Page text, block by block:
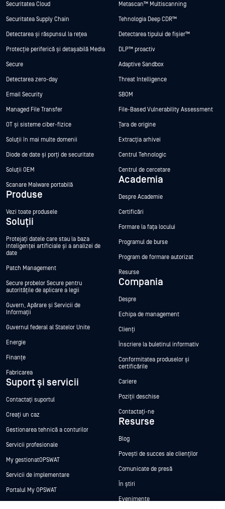
Securitatea Cloud
Securitatea Supply Chain
Detectarea și răspunsul la rețea
Protecție periferică și detașabilă Media
Secure
Detectarea zero-day
Email Security
Managed File Transfer
OT și sisteme ciber-fizice
Soluții în mai multe domenii
Diode de date și porți de securitate
Soluții OEM
Scanare Malware portabilă
Produse
Vezi toate produsele
Soluții
Protejați datele care stau la baza
inteligenței artificiale și a analizei de
date
Patch Management
Secure probelor Secure pentru
autoritățile de aplicare a legii
Guvern, Apărare și Servicii de
Informații
Guvernul federal al Statelor Unite
Energie
Finanțe
Fabricarea
Suport și servicii
Contactați suportul
Creați un caz
Gestionarea tehnică a conturilor
Servicii profesionale
My gestionatOPSWAT
Servicii de implementare
Portalul My OPSWAT
Metascan™ Multiscanning
Tehnologia Deep CDR™
Detectarea tipului de fișier™
DLP™ proactiv
Adaptive Sandbox
Threat Intelligence
SBOM
File-Based Vulnerability Assessment
Țara de origine
Extracția arhivei
Centrul Tehnologic
Centrul de cercetare
Academia
Despre Academie
Certificări
Formare la fața locului
Programul de burse
Program de formare autorizat
Resurse
Compania
Despre
Echipa de management
Clienți
Înscriere la buletinul informativ
Conformitatea produselor și
certificările
Cariere
Poziții deschise
Contactați-ne
Resurse
Blog
Povești de succes ale clienților
Comunicate de presă
În știri
Evenimente